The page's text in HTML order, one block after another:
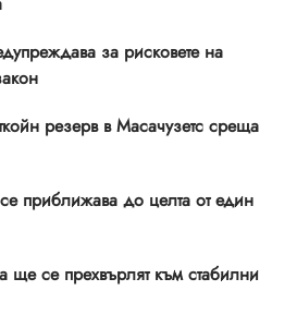
за рисковете на
резерв в Масачузетс среща
приближава до целта от един
ще се прехвърлят към стабилни